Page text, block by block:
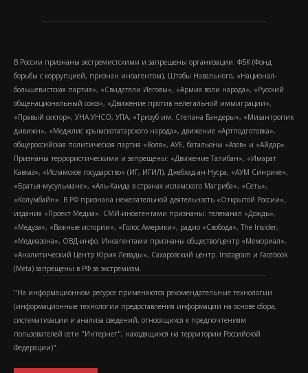
В России признаны экстремистскими и запрещены организации: ФБК (Фонд
борьбы с коррупцией, признан иноагентом), Штабы Навального, «Национал-
большевистская партия», «Свидетели Иеговы», «Армия воли народа», «Русский
общенациональный союз», «Движение против нелегальной иммиграции»,
«Правый сектор», УНА-УНСО, УПА, «Тризуб им. Степана Бандеры», «Мизантропик
дивижн», «Меджлис крымскотатарского народа», движение «Артподготовка»,
общероссийская политическая партия «Воля», АУЕ, батальоны «Азов» и «Айдар».
Признаны террористическими и запрещены: «Движение Талибан», «Имарат
Кавказ», «Исламское государство» (ИГ, ИГИЛ), Джебхад-ан-Нусра, «АУМ Синрике»,
«Братья-мусульмане», «Аль-Каида в странах исламского Магриба», «Сеть»,
«Колумбайн». В РФ признана нежелательной деятельность «Открытой России»,
издания «Проект Медиа». СМИ-иноагентами признаны: телеканал «Дождь»,
«Медуза», «Важные истории», «Голос Америки», радио «Свобода», The Insider,
«Медиазона», ОВД-инфо. Иноагентами признаны общество/центр «Мемориал»,
«Аналитический Центр Юрия Левады», Сахаровский центр. Instagram и Facebook
(Metа) запрещены в РФ за экстремизм.
"На информационном ресурсе применяются рекомендательные технологии
(информационные технологии предоставления информации на основе сбора,
систематизации и анализа сведений, относящихся к предпочтениям
пользователей сети "Интернет", находящихся на территории Российской
Федерации)".